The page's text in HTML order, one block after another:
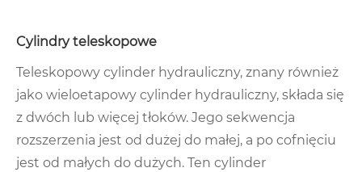
Cylindry teleskopowe
Teleskopowy cylinder hydrauliczny, znany również
jako wieloetapowy cylinder hydrauliczny, składa się
z dwóch lub więcej tłoków. Jego sekwencja
rozszerzenia jest od dużej do małej, a po cofnięciu
jest od małych do dużych. Ten cylinder